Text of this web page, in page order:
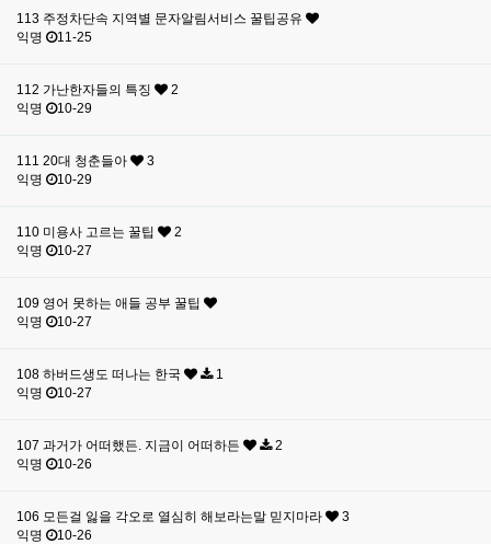
113 주정차단속 지역별 문자알림서비스 꿀팁공유
익명
11-25
112 가난한자들의 특징
2
익명
10-29
111 20대 청춘들아
3
익명
10-29
110 미용사 고르는 꿀팁
2
익명
10-27
109 영어 못하는 애들 공부 꿀팁
익명
10-27
108 하버드생도 떠나는 한국
1
익명
10-27
107 과거가 어떠했든. 지금이 어떠하든
2
익명
10-26
106 모든걸 잃을 각오로 열심히 해보라는말 믿지마라
3
익명
10-26